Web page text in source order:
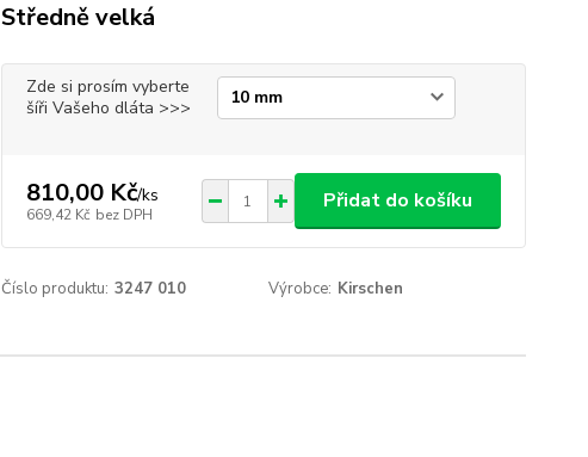
Středně velká
Zde si prosím vyberte
šíři Vašeho dláta >>>
810,00 Kč/ks
669,42 Kč bez DPH
Přidat do košíku
Číslo produktu: 3247 010 Výrobce: Kirschen